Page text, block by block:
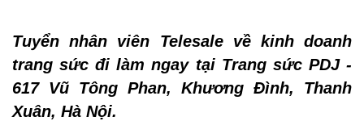
Tuyển nhân viên Telesale về kinh doanh
trang sức đi làm ngay tại Trang sức PDJ -
617 Vũ Tông Phan, Khương Đình, Thanh
Xuân, Hà Nội.